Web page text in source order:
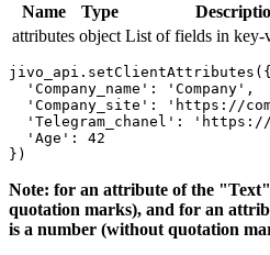
Name Type
attributes object List of fields in key-
jivo_api.setClientAttributes({
  'Company_name': 'Company',
'Company_site': 'https://
'Telegram_chanel':
  'Age': 42
Note: for an attribute of the
quotation marks), and for an
is a number (without quotation